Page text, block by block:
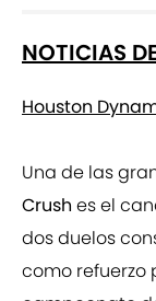
NOTICIAS
Houston
Una de las
Crush es el
dos duelos
como refuerzo